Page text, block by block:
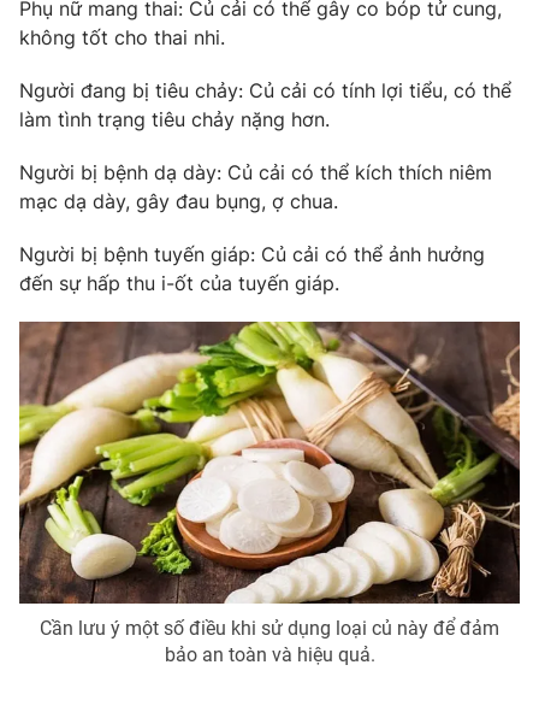
Phụ nữ mang thai: Củ cải có thể gây co bóp tử cung,
không tốt cho thai nhi.
Người đang bị tiêu chảy: Củ cải có tính lợi tiểu, có thể
làm tình trạng tiêu chảy nặng hơn.
Người bị bệnh dạ dày: Củ cải có thể kích thích niêm
mạc dạ dày, gây đau bụng, ợ chua.
Người bị bệnh tuyến giáp: Củ cải có thể ảnh hưởng
đến sự hấp thu i-ốt của tuyến giáp.
Cần lưu ý một số điều khi sử dụng loại củ này để đảm
bảo an toàn và hiệu quả.